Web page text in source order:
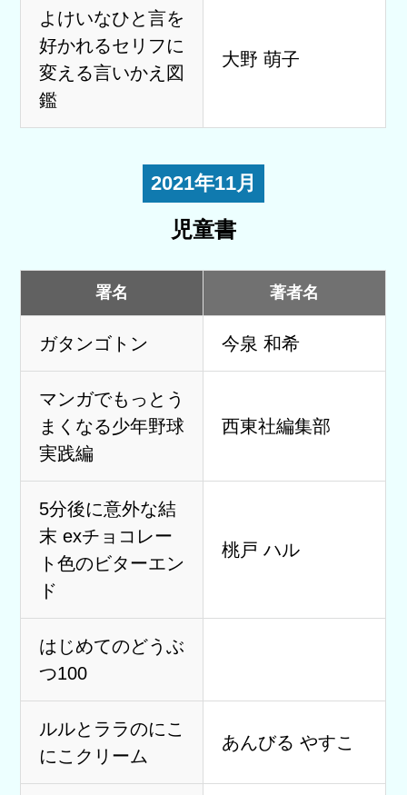
よけいなひと言を
好かれるセリフに
変える言いかえ図
鑑
大野 萌子
2021年11月
児童書
署名 著者名
ガタンゴトン 今泉 和希
マンガでもっとう
まくなる少年野球
実践編
西東社編集部
5分後に意外な結
末 exチョコレー
ト色のビターエン
ド
桃戸 ハル
はじめてのどうぶ
つ100
ルルとララのにこ
にこクリーム
あんびる やすこ